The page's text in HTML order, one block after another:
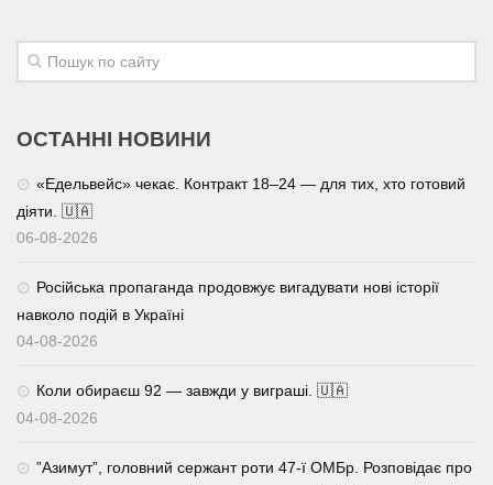
ОСТАННІ НОВИНИ
«Едельвейс» чекає. Контракт 18–24 — для тих, хто готовий
діяти. 🇺🇦
06-08-2026
Російська пропаганда продовжує вигадувати нові історії
навколо подій в Україні
04-08-2026
Коли обираєш 92 — завжди у виграші. 🇺🇦
04-08-2026
⁨”Азимут”, головний сержант роти 47-ї ОМБр. Розповідає про